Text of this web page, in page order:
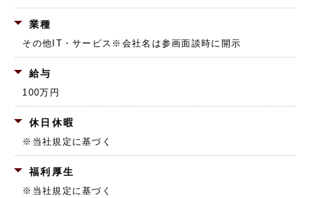
業種
その他IT・サービス ※会社名は参画面談時に開示
給与
100万円
休日休暇
※当社規定に基づく
福利厚生
※当社規定に基づく